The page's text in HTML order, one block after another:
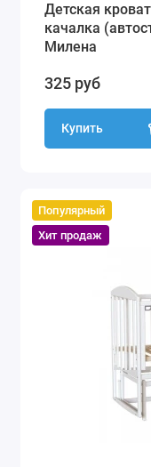
Детская
качалка
Милена
325 руб
Купить
Популярный
Хит продаж